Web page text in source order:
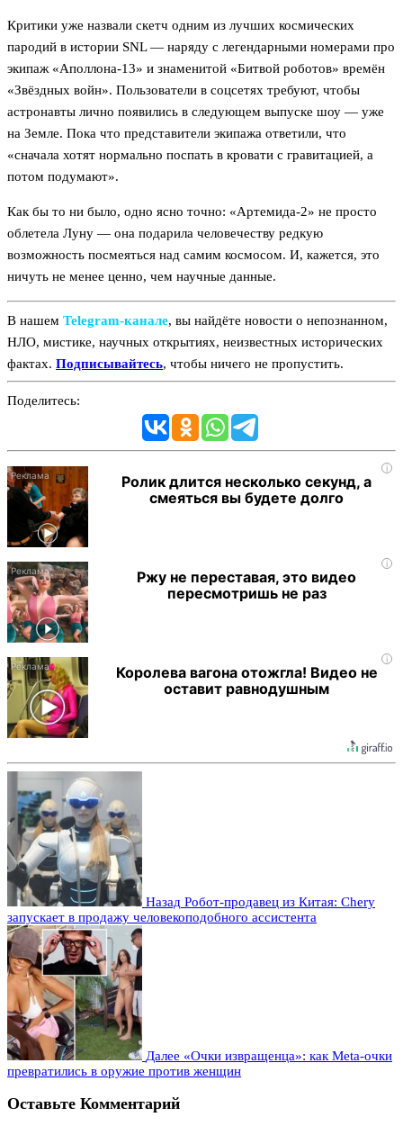
Критики уже назвали скетч одним из лучших космических
пародий в истории SNL — наряду с легендарными номерами про
экипаж «Аполлона-13» и знаменитой «Битвой роботов» времён
«Звёздных войн». Пользователи в соцсетях требуют, чтобы
астронавты лично появились в следующем выпуске шоу — уже
на Земле. Пока что представители экипажа ответили, что
«сначала хотят нормально поспать в кровати с гравитацией, а
потом подумают».
Как бы то ни было, одно ясно точно: «Артемида-2» не просто
облетела Луну — она подарила человечеству редкую
возможность посмеяться над самим космосом. И, кажется, это
ничуть не менее ценно, чем научные данные.
В нашем Telegram‑канале, вы найдёте новости о непознанном,
НЛО, мистике, научных открытиях, неизвестных исторических
фактах. Подписывайтесь, чтобы ничего не пропустить.
Поделитесь:
i
Ролик длится несколько секунд, а
смеяться вы будете долго
i
Ржу не переставая, это видео
пересмотришь не раз
i
Королева вагона отожгла! Видео не
оставит равнодушным
Назад Робот-продавец из Китая: Chery
запускает в продажу человекоподобного ассистента
Далее «Очки извращенца»: как Meta-очки
превратились в оружие против женщин
Оставьте Комментарий